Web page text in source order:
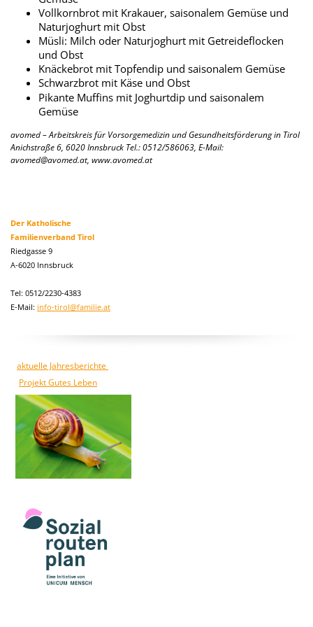
Vollkornbrot mit Krakauer, saisonalem Gemüse und
Naturjoghurt mit Obst
Müsli: Milch oder Naturjoghurt mit Getreideflocken
und Obst
Knäckebrot mit Topfendip und saisonalem Gemüse
Schwarzbrot mit Käse und Obst
Pikante Muffins mit Joghurtdip und saisonalem
Gemüse
avomed – Arbeitskreis für Vorsorgemedizin und Gesundheitsförderung in Tirol
Anichstraße 6, 6020 Innsbruck Tel.: 0512/586063, E-Mail:
avomed@avomed.at, www.avomed.at
Der Katholische
Familienverband Tirol
Riedgasse 9
A-6020 Innsbruck
Tel: 0512/2230-4383
E-Mail: info-tirol@familie.at
aktuelle Jahresberichte
Projekt Gutes Leben